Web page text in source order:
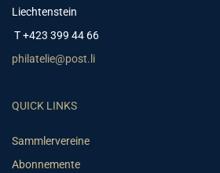
Liechtenstein
T +423 399 44 66
philatelie@post.li
QUICK LINKS
Sammlervereine
Abonnemente